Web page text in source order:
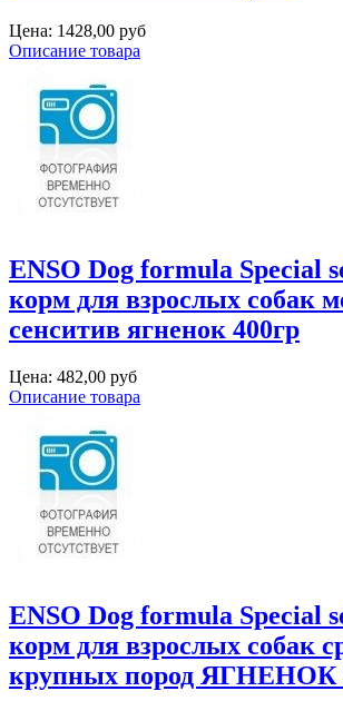
Цена: 1428,00 руб
Описание товара
ENSO Dog formula Special
корм для взрослых собак
сенситив ягненок 400гр
Цена: 482,00 руб
Описание товара
ENSO Dog formula Special
корм для взрослых собак
крупных пород ЯГНЕНОК